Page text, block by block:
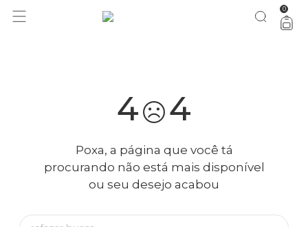
você merece 30% OFF pra comemorar com a gente aproveita! 0
4 4
Poxa, a página que você tá
procurando não está mais disponível
ou seu desejo acabou